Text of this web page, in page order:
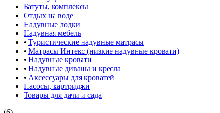
Батуты, комплексы
Отдых на воде
Надувные лодки
Надувная мебель
• Туристические надувные матрасы
• Матрасы Интекс (низкие надувные кровати)
• Надувные кровати
• Надувные диваны и кресла
• Аксессуары для кроватей
Насосы, картриджи
Товары для дачи и сада